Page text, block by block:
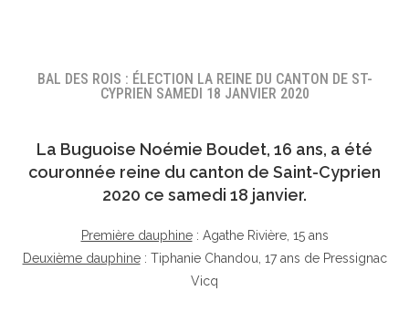
BAL DES ROIS : ÉLECTION LA REINE DU CANTON DE ST-
CYPRIEN SAMEDI 18 JANVIER 2020
La Buguoise Noémie Boudet, 16 ans, a été
couronnée reine du canton de Saint-Cyprien
2020 ce samedi 18 janvier.
Première dauphine: Agathe Rivière, 15 ans
Deuxième dauphine: Tiphanie Chandou, 17 ans de Pressignac
Vicq